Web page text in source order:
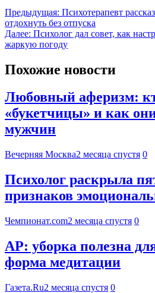
Предыдущая: Психотерапевт
отдохнуть без отпуска
Далее: Психолог дал совет, как
жаркую погоду
Похожие новости
Любовный аферизм:
«букетчицы» и как
мужчин
Вечерняя Москва2 месяца спустя 0
Психолог раскрыла
признаков
Чемпионат.com2 месяца спустя 0
AP: уборка полезна
форма медитации
Газета.Ru2 месяца спустя 0